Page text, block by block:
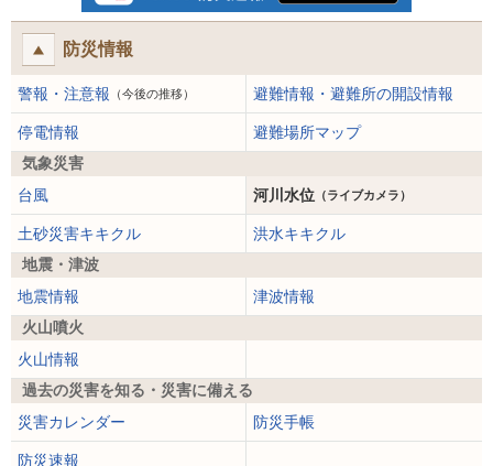
防災情報
警報・注意報 （今後の推移） 避難情報・避難所の開設情報
停電情報
避難場所マップ
気象災害
台風
河川水位 （ライブカメラ）
土砂災害キキクル
洪水キキクル
地震・津波
地震情報
津波情報
火山噴火
火山情報
過去の災害を知る・災害に備える
災害カレンダー
防災手帳
防災速報